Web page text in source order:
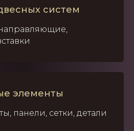
систем
элементы
панели, сетки, детали